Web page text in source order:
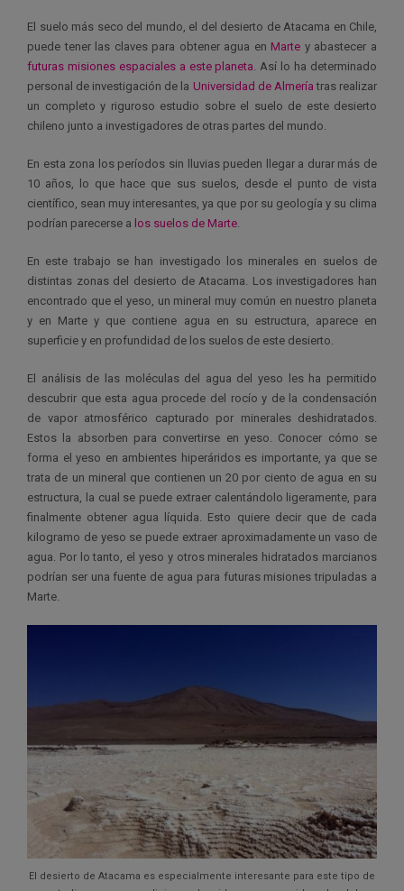
El suelo más seco del mundo, el del desierto de Atacama en Chile,
puede tener las claves para obtener agua en Marte y abastecer a
futuras misiones espaciales a este planeta. Así lo ha determinado
personal de investigación de la Universidad de Almería tras realizar
un completo y riguroso estudio sobre el suelo de este desierto
chileno junto a investigadores de otras partes del mundo.
En esta zona los períodos sin lluvias pueden llegar a durar más de
10 años, lo que hace que sus suelos, desde el punto de vista
científico, sean muy interesantes, ya que por su geología y su clima
podrían parecerse a los suelos de Marte.
En este trabajo se han investigado los minerales en suelos de
distintas zonas del desierto de Atacama. Los investigadores han
encontrado que el yeso, un mineral muy común en nuestro planeta
y en Marte y que contiene agua en su estructura, aparece en
superficie y en profundidad de los suelos de este desierto.
El análisis de las moléculas del agua del yeso les ha permitido
descubrir que esta agua procede del rocío y de la condensación
de vapor atmosférico capturado por minerales deshidratados.
Estos la absorben para convertirse en yeso. Conocer cómo se
forma el yeso en ambientes hiperáridos es importante, ya que se
trata de un mineral que contienen un 20 por ciento de agua en su
estructura, la cual se puede extraer calentándolo ligeramente, para
finalmente obtener agua líquida. Esto quiere decir que de cada
kilogramo de yeso se puede extraer aproximadamente un vaso de
agua. Por lo tanto, el yeso y otros minerales hidratados marcianos
podrían ser una fuente de agua para futuras misiones tripuladas a
Marte.
El desierto de Atacama es especialmente interesante para este tipo de